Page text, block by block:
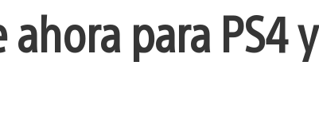
para PS4 y